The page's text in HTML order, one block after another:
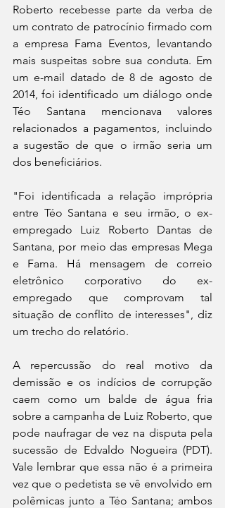
Roberto recebesse parte da verba de
um contrato de patrocínio firmado com
a empresa Fama Eventos, levantando
mais suspeitas sobre sua conduta. Em
um e-mail datado de 8 de agosto de
2014, foi identificado um diálogo onde
Téo Santana mencionava valores
relacionados a pagamentos, incluindo
a sugestão de que o irmão seria um
dos beneficiários.
"Foi identificada a relação imprópria
entre Téo Santana e seu irmão, o ex-
empregado Luiz Roberto Dantas de
Santana, por meio das empresas Mega
e Fama. Há mensagem de correio
eletrônico corporativo do ex-
empregado que comprovam tal
situação de conflito de interesses", diz
um trecho do relatório.
A repercussão do real motivo da
demissão e os indícios de corrupção
caem como um balde de água fria
sobre a campanha de Luiz Roberto, que
pode naufragar de vez na disputa pela
sucessão de Edvaldo Nogueira (PDT).
Vale lembrar que essa não é a primeira
vez que o pedetista se vê envolvido em
polêmicas junto a Téo Santana; ambos